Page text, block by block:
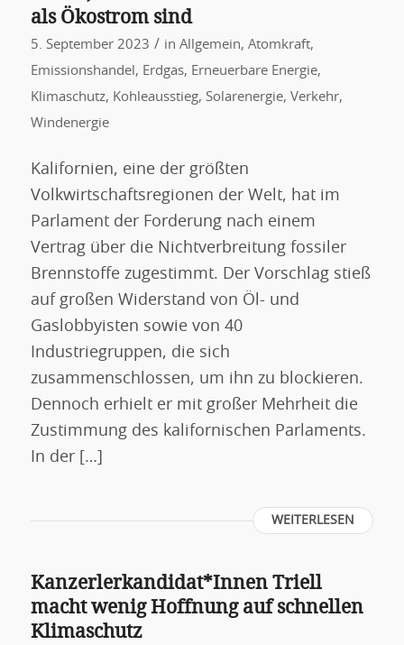
als Ökostrom sind
5. September 2023 / in Allgemein, Atomkraft,
Emissionshandel , Erdgas, Erneuerbare Energie,
Klimaschutz, Kohleausstieg, Solarenergie, Verkehr,
Windenergie
Kalifornien, eine der größten
Volkwirtschaftsregionen der Welt, hat im
Parlament der Forderung nach einem
Vertrag über die Nichtverbreitung fossiler
Brennstoffe zugestimmt. Der Vorschlag stieß
auf großen Widerstand von Öl- und
Gaslobbyisten sowie von 40
Industriegruppen, die sich
zusammenschlossen, um ihn zu blockieren.
Dennoch erhielt er mit großer Mehrheit die
Zustimmung des kalifornischen Parlaments.
In der […]
WEITERLESEN
Kanzerlerkandidat*Innen Triell
macht wenig Hoffnung auf schnellen
Klimaschutz